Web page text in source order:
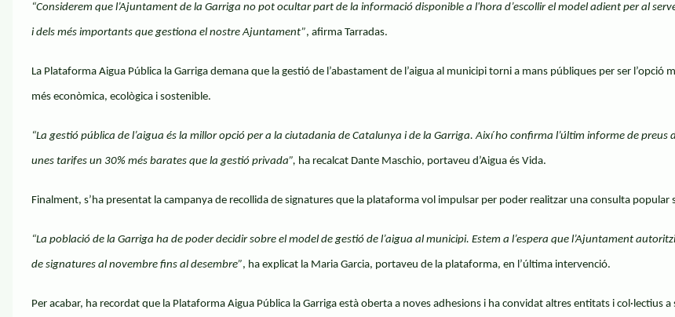
“Considerem que l’Ajuntament de la Garriga no pot ocultar part de la informació disponible a l'hora d’escollir el model adient per al
i dels més importants que gestiona el nostre Ajuntament”, afirma Tarradas.
La Plataforma Aigua Pública la Garriga demana que la gestió de l’abastament de l’aigua al municipi torni a mans públiques per ser
més econòmica, ecològica i sostenible.
“La gestió pública de l’aigua és la millor opció per a la ciutadania de Catalunya i de la Garriga. Així ho confirma l’últim informe de preus
unes tarifes un 30% més barates que la gestió privada”, ha recalcat Dante Maschio, portaveu d’Aigua és Vida.
Finalment, s’ha presentat la campanya de recollida de signatures que la plataforma vol impulsar per poder realitzar una consulta popular
“La població de la Garriga ha de poder decidir sobre el model de gestió de l’aigua al municipi. Estem a l’espera que l’Ajuntament
de signatures al novembre fins al desembre”, ha explicat la Maria Garcia, portaveu de la plataforma, en l’última intervenció.
Per acabar, ha recordat que la Plataforma Aigua Pública la Garriga està oberta a noves adhesions i ha convidat altres entitats i col·lectius